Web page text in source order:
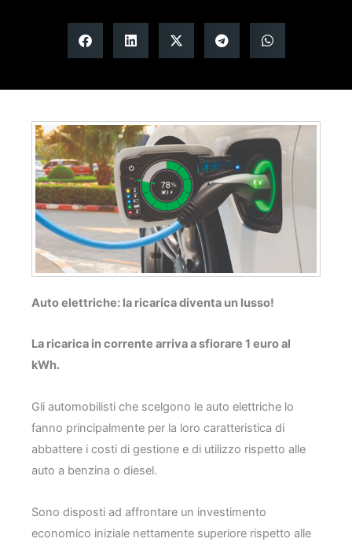
Auto elettriche: la ricarica diventa un lusso!
La ricarica in corrente arriva a sfiorare 1 euro al
kWh.
Gli automobilisti che scelgono le auto elettriche lo
fanno principalmente per la loro caratteristica di
abbattere i costi di gestione e di utilizzo rispetto alle
auto a benzina o diesel.
Sono disposti ad affrontare un investimento
economico iniziale nettamente superiore rispetto alle